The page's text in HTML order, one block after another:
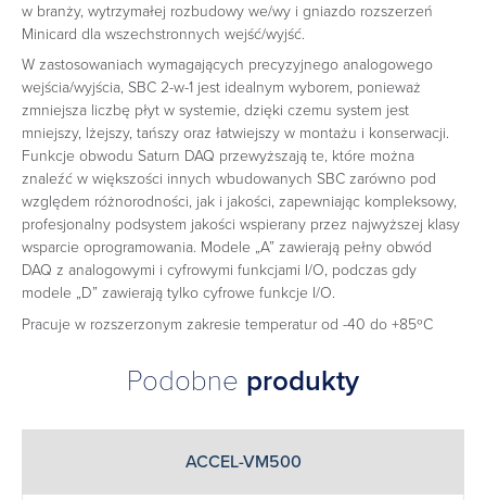
w branży, wytrzymałej rozbudowy we/wy i gniazdo rozszerzeń
Minicard dla wszechstronnych wejść/wyjść.
W zastosowaniach wymagających precyzyjnego analogowego
wejścia/wyjścia, SBC 2-w-1 jest idealnym wyborem, ponieważ
zmniejsza liczbę płyt w systemie, dzięki czemu system jest
mniejszy, lżejszy, tańszy oraz łatwiejszy w montażu i konserwacji.
Funkcje obwodu Saturn DAQ przewyższają te, które można
znaleźć w większości innych wbudowanych SBC zarówno pod
względem różnorodności, jak i jakości, zapewniając kompleksowy,
profesjonalny podsystem jakości wspierany przez najwyższej klasy
wsparcie oprogramowania. Modele „A” zawierają pełny obwód
DAQ z analogowymi i cyfrowymi funkcjami I/O, podczas gdy
modele „D” zawierają tylko cyfrowe funkcje I/O.
Pracuje w rozszerzonym zakresie temperatur od -40 do +85ºC
Podobne produkty
ACCEL-VM500